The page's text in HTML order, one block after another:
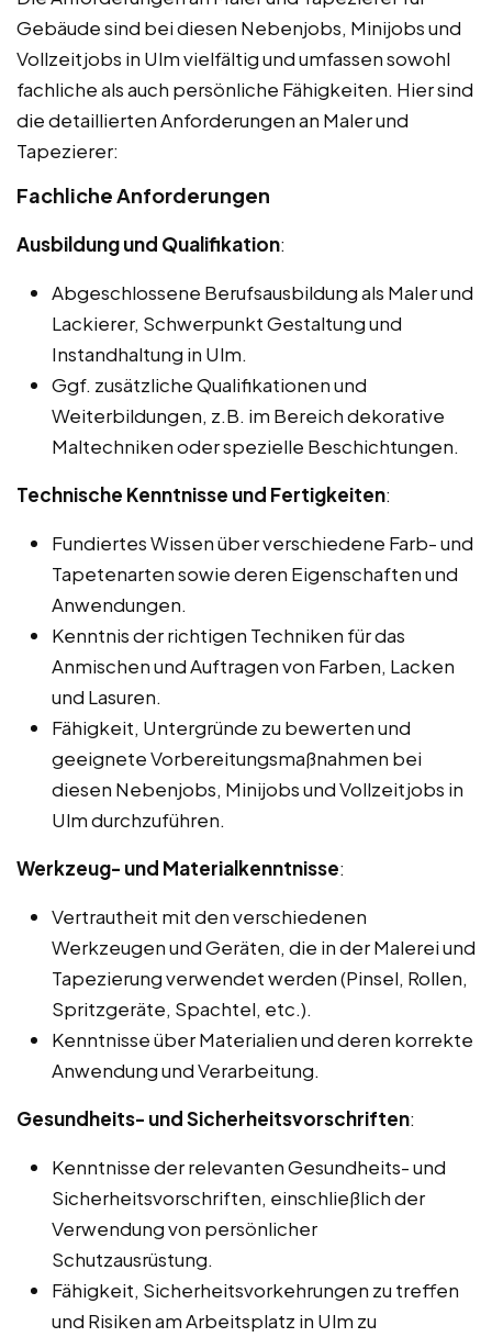
Gebäude sind bei diesen Nebenjobs, Minijobs und
Vollzeitjobs in Ulm vielfältig und umfassen sowohl
fachliche als auch persönliche Fähigkeiten. Hier sind
die detaillierten Anforderungen an Maler und
Tapezierer:
Fachliche Anforderungen
Ausbildung und Qualifikation:
Abgeschlossene Berufsausbildung als Maler und
Lackierer, Schwerpunkt Gestaltung und
Instandhaltung in Ulm.
Ggf. zusätzliche Qualifikationen und
Weiterbildungen, z.B. im Bereich dekorative
Maltechniken oder spezielle Beschichtungen.
Technische Kenntnisse und Fertigkeiten:
Fundiertes Wissen über verschiedene Farb- und
Tapetenarten sowie deren Eigenschaften und
Anwendungen.
Kenntnis der richtigen Techniken für das
Anmischen und Auftragen von Farben, Lacken
und Lasuren.
Fähigkeit, Untergründe zu bewerten und
geeignete Vorbereitungsmaßnahmen bei
diesen Nebenjobs, Minijobs und Vollzeitjobs in
Ulm durchzuführen.
Werkzeug- und Materialkenntnisse:
Vertrautheit mit den verschiedenen
Werkzeugen und Geräten, die in der Malerei und
Tapezierung verwendet werden (Pinsel, Rollen,
Spritzgeräte, Spachtel, etc.).
Kenntnisse über Materialien und deren korrekte
Anwendung und Verarbeitung.
Gesundheits- und Sicherheitsvorschriften:
Kenntnisse der relevanten Gesundheits- und
Sicherheitsvorschriften, einschließlich der
Verwendung von persönlicher
Schutzausrüstung.
Fähigkeit, Sicherheitsvorkehrungen zu treffen
und Risiken am Arbeitsplatz in Ulm zu